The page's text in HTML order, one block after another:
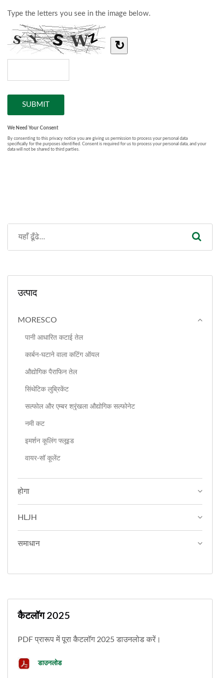
उत्पाद
MORESCO
पानी आधारित कटाई तेल
कार्बन-घटाने वाला कटिंग ऑयल
औद्योगिक पैराफिन तेल
सिंथेटिक लुब्रिकेंट
सल्फोल और एम्बर श्रृंखला औद्योगिक सल्फोनेट
नमी कट
इमर्शन कूलिंग फ्लूइड
वायर-सॉ कूलेंट
होगा
HLJH
समाधान
कैटलॉग 2025
PDF प्रारूप में पूरा कैटलॉग 2025 डाउनलोड करें।
डाउनलोड